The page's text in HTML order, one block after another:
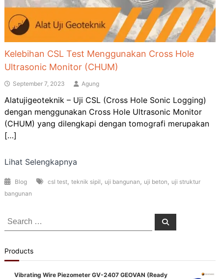
Kelebihan CSL Test Menggunakan Cross Hole
Ultrasonic Monitor (CHUM)
September 7, 2023 Agung
Alatujigeoteknik – Uji CSL (Cross Hole Sonic Logging)
dengan menggunakan Cross Hole Ultrasonic Monitor
(CHUM) yang dilengkapi dengan tomografi merupakan
[…]
Lihat Selengkapnya
Blog csl test, teknik sipil , uji bangunan , uji beton , uji struktur
bangunan
Search
for:
Search
Products
Vibrating Wire Piezometer GV-2407 GEOVAN (Ready